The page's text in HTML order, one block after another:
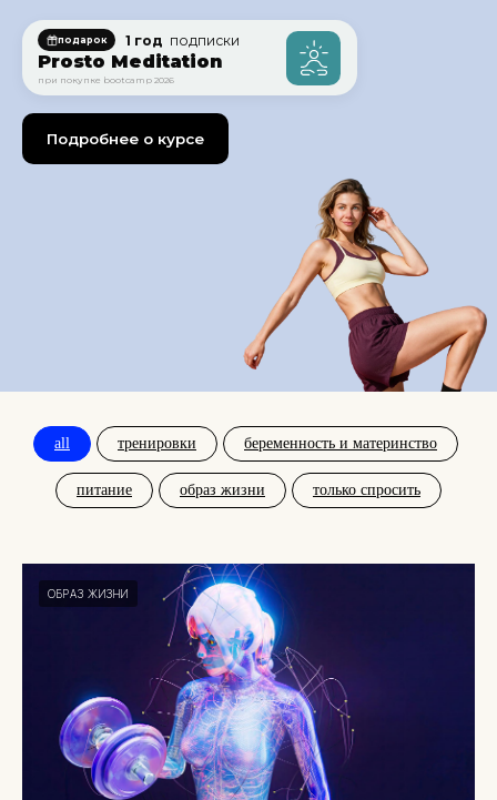
подарок 1 год подписки
Prosto Meditation
при покупке bootcamp 2026
Подробнее о курсе
all тренировки беременность и материнство
питание образ жизни только спросить
ОБРАЗ ЖИЗНИ